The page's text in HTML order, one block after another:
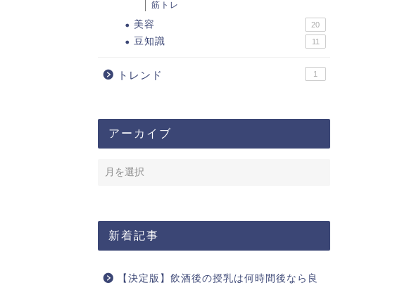
筋トレ
美容 20
豆知識 11
トレンド 1
アーカイブ
新着記事
【決定版】飲酒後の授乳は何時間後なら良